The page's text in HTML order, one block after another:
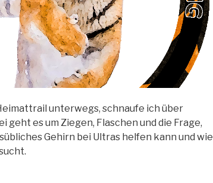
unterwegs, schnaufe ich über
geht es um Ziegen, Flaschen und die Frage,
Gehirn bei Ultras helfen kann und wie